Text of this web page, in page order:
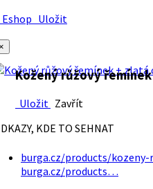
Uložit
Kožený růžový
Uložit Zavřít
KDE TO SEHNAT
burga.cz/products/
burga.cz/products…